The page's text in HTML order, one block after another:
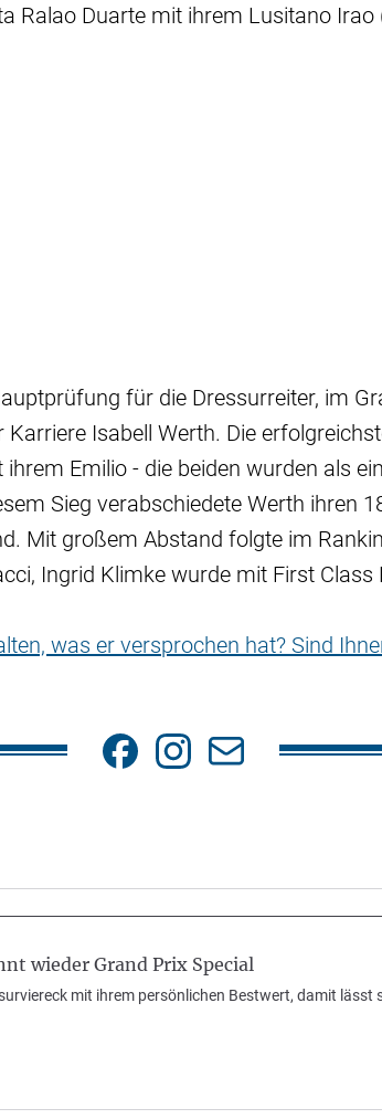
Ralao Duarte mit ihrem Lusitano Irao
für die Dressurreiter, im
Isabell Werth. Die
Emilio - die beiden wurden als
Sieg verabschiedete Werth ihren
Mit großem Abstand folgte im
Ingrid Klimke wurde mit First Class
was er versprochen hat? Sind
wieder Grand Prix Special
mit ihrem persönlichen Bestwert, damit lässt